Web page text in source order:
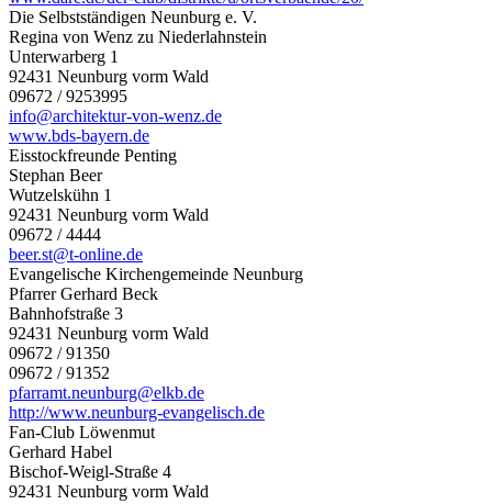
Die Selbstständigen Neunburg e. V.
Regina von Wenz zu Niederlahnstein
Unterwarberg 1
92431 Neunburg vorm Wald
09672 / 9253995
info@architektur-von-wenz.de
www.bds-bayern.de
Eisstockfreunde Penting
Stephan Beer
Wutzelskühn 1
92431 Neunburg vorm Wald
09672 / 4444
beer.st@t-online.de
Evangelische Kirchengemeinde Neunburg
Pfarrer Gerhard Beck
Bahnhofstraße 3
92431 Neunburg vorm Wald
09672 / 91350
09672 / 91352
pfarramt.neunburg@elkb.de
http://www.neunburg-evangelisch.de
Fan-Club Löwenmut
Gerhard Habel
Bischof-Weigl-Straße 4
92431 Neunburg vorm Wald